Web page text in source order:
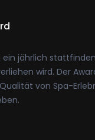
ein jährlich
wird. Der
von Spa-